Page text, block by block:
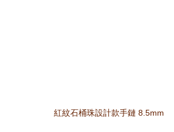
紅紋石桶珠設計款手鏈 8.5mm